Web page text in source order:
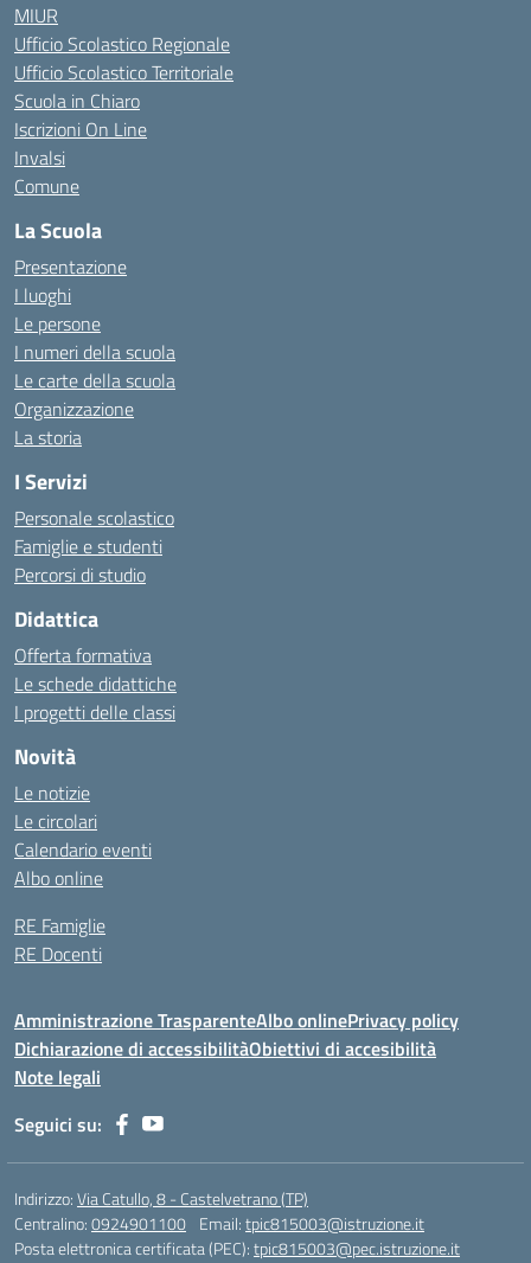
MIUR
Ufficio Scolastico Regionale
Ufficio Scolastico Territoriale
Scuola in Chiaro
Iscrizioni On Line
Invalsi
Comune
La Scuola
Presentazione
I luoghi
Le persone
I numeri della scuola
Le carte della scuola
Organizzazione
La storia
I Servizi
Personale scolastico
Famiglie e studenti
Percorsi di studio
Didattica
Offerta formativa
Le schede didattiche
I progetti delle classi
Novità
Le notizie
Le circolari
Calendario eventi
Albo online
RE Famiglie
RE Docenti
Amministrazione TrasparenteAlbo onlinePrivacy policy
Dichiarazione di accessibilitàObiettivi di accesibilità
Note legali
Seguici su:
Indirizzo:Via Catullo, 8 - Castelvetrano (TP)
Centralino:0924901100 Email:tpic815003@istruzione.it
Posta elettronica certificata (PEC):tpic815003@pec.istruzione.it